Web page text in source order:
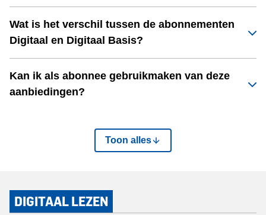
Wat is het verschil tussen de abonnementen
Digitaal en Digitaal Basis?
Kan ik als abonnee gebruikmaken van deze
aanbiedingen?
Toon alles
DIGITAAL LEZEN